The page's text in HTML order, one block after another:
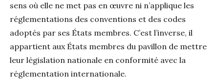
sens où elle ne met pas en œuvre ni n’applique les
réglementations des conventions et des codes
adoptés par ses États membres. C’est l’inverse, il
appartient aux États membres du pavillon de mettre
leur législation nationale en conformité avec la
réglementation internationale.